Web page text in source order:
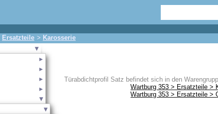
Ersatzteile > Karosserie
Türabdichtprofil Satz befindet sich in den
Wartburg 353 > Ersatzteile >
Wartburg 353 > Ersatzteile >